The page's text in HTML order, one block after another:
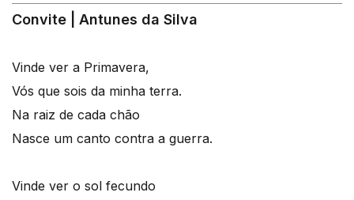
Convite | Antunes da Silva
Vinde ver a Primavera,
Vós que sois da minha terra.
Na raiz de cada chão
Nasce um canto contra a guerra.
Vinde ver o sol fecundo